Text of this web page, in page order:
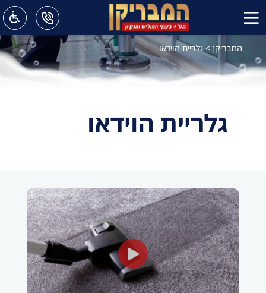
המבריקן >גלריית הוידאו
גלריית הוידאו